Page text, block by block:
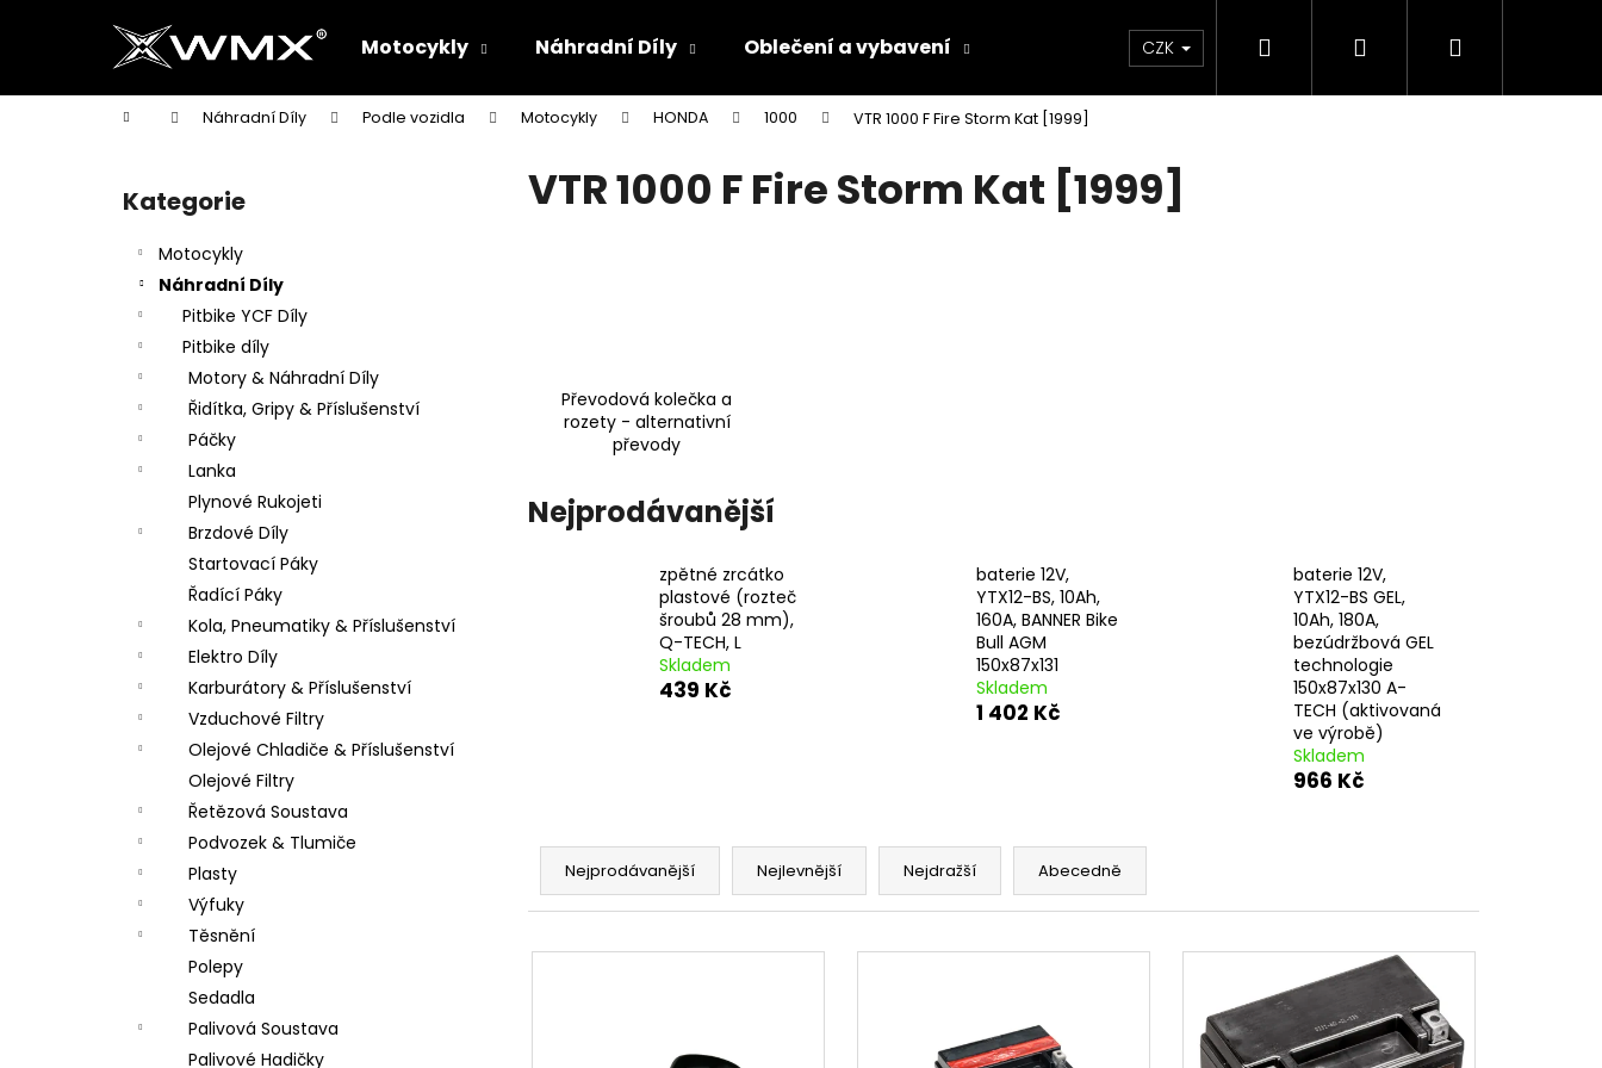
Motocykly Náhradní Díly Oblečení a vybavení Oleje & Maziva Příslušenství Dárkové
CZK Hledat PřihlášeníNákupní
Domů Náhradní Díly Podle vozidla Motocykly HONDA 1000 VTR 1000 F Fire Storm Kat [1999]
Přeskočit
kategorie
Kategorie
Motocykly
Náhradní Díly
Pitbike YCF Díly
Pitbike díly
Motory & Náhradní Díly
Řidítka, Gripy & Příslušenství
Páčky
Lanka
Plynové Rukojeti
Brzdové Díly
Startovací Páky
Řadící Páky
Kola, Pneumatiky & Příslušenství
Elektro Díly
Karburátory & Příslušenství
Vzduchové Filtry
Olejové Chladiče & Příslušenství
Olejové Filtry
Řetězová Soustava
Podvozek & Tlumiče
Plasty
Výfuky
Těsnění
Polepy
Sedadla
Palivová Soustava
Palivové Hadičky
VTR 1000 F Fire Storm Kat [1999]
Převodová kolečka a
rozety - alternativní
převody
Nejprodávanější
zpětné zrcátko
plastové (rozteč
šroubů 28 mm),
Q-TECH, L
Skladem
439 Kč
baterie 12V,
YTX12-BS, 10Ah,
160A, BANNER Bike
Bull AGM
150x87x131
Skladem
1 402 Kč
baterie 12V,
YTX12-BS GEL,
10Ah, 180A,
bezúdržbová GEL
technologie
150x87x130 A-
TECH (aktivovaná
ve výrobě)
Skladem
966 Kč
Ř
z
Nejprodávanější Nejlevnější Nejdražší Abecedně
V
í
Zpět
do
Zpět
do
Co potřebujete najít?
PITBIKE SPOJKOVÉ LANKO 94CM, VÝSUV
6CM STOMP, DEMONX ,WPB
180 Kč
ŠROUBY K UCHYCENÍ MOTORU,
135 Kč